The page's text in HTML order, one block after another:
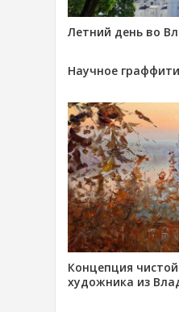
Летний день во
Научное
Концепция
художника из